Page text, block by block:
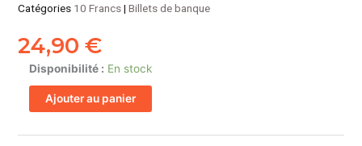
Catégories 10 Francs|Billets de banque
24,90€
Disponibilité : En stock
quantité
de
FRANCE
de
Ajouter au panier